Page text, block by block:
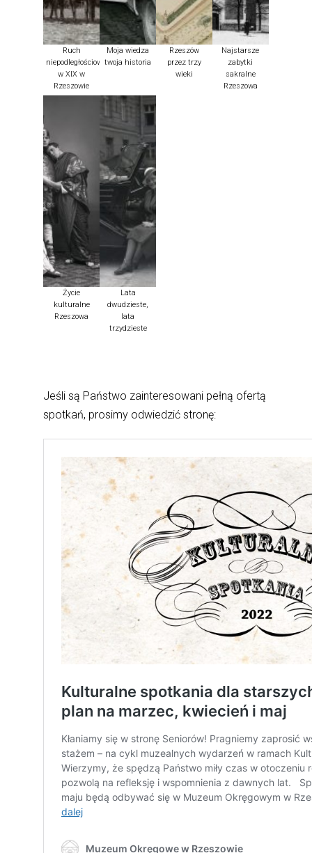
Ruch
niepodległościowy
w XIX w
Rzeszowie
Moja wiedza
twoja historia
Rzeszów
przez trzy
wieki
Najstarsze
zabytki
sakralne
Rzeszowa
Życie
kulturalne
Rzeszowa
Lata
dwudzieste,
lata
trzydzieste
Jeśli są Państwo zainteresowani pełną ofertą
spotkań, prosimy odwiedzić stronę: